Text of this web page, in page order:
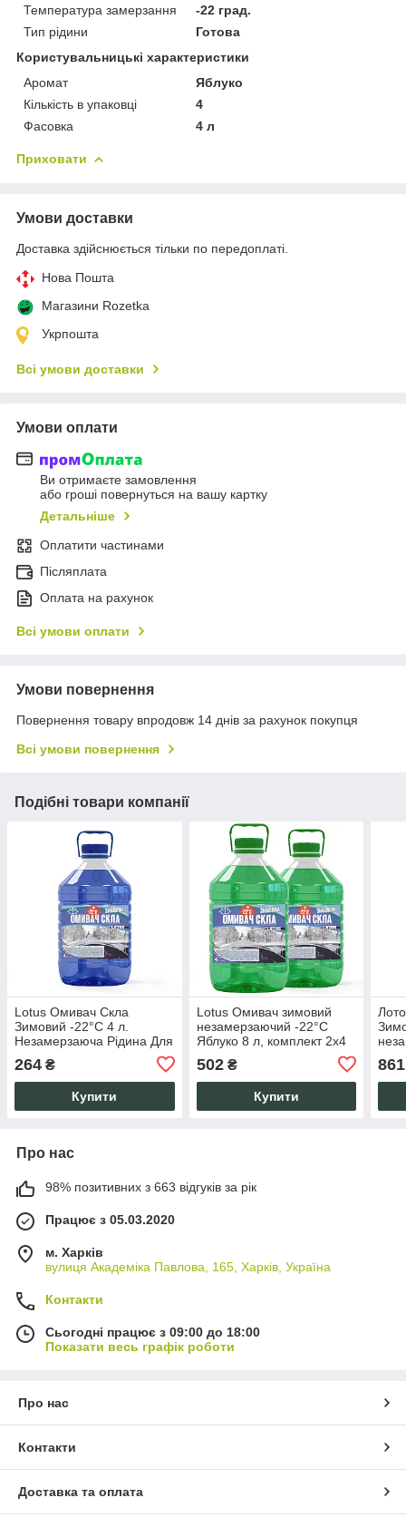
Температура замерзання
-22 град.
Тип рідини
Готова
Користувальницькі характеристики
Аромат
Яблуко
Кількість в упаковці
4
Фасовка
4 л
Приховати
Умови доставки
Доставка здійснюється тільки по передоплаті.
Нова Пошта
Магазини Rozetka
Укрпошта
Всі умови доставки
Умови оплати
Ви отримаєте замовлення
або гроші повернуться на вашу картку
Детальніше
Оплатити частинами
Післяплата
Оплата на рахунок
Всі умови оплати
Умови повернення
Повернення товару впродовж 14 днів за рахунок покупця
Всі умови повернення
Подібні товари компанії
Lotus Омивач Скла
Зимовий -22°C 4 л.
Незамерзаюча Рідина Для
Авто Морський Бриз Без
Розводів.
264 ₴
Купити
Lotus Омивач зимовий
незамерзаючий -22°C
Яблуко 8 л, комплект 2х4
л, для лобового скла авто,
без розводів, чисті скла.
502₴
Купити
861
Про нас
98% позитивних з 663 відгуків за рік
Працює з 05.03.2020
м. Харків
вулиця Академіка Павлова, 165, Харків, Україна
Контакти
Сьогодні працює з 09:00 до 18:00
Показати весь графік роботи
Про нас
Контакти
Доставка та оплата